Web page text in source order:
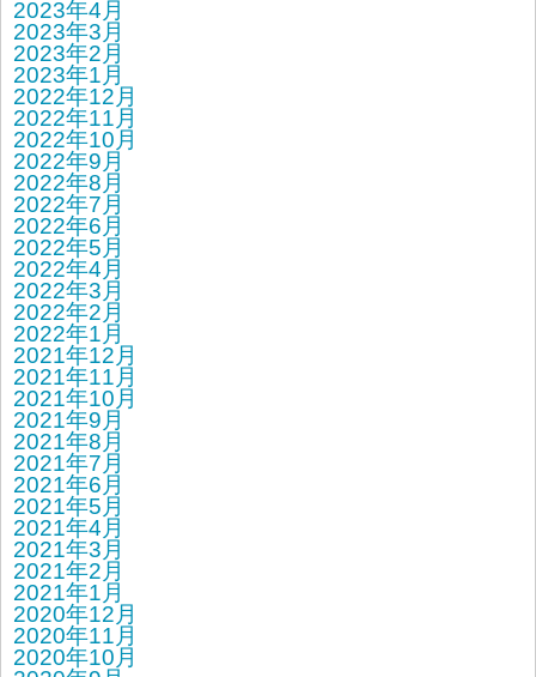
2023年4月
2023年3月
2023年2月
2023年1月
2022年12月
2022年11月
2022年10月
2022年9月
2022年8月
2022年7月
2022年6月
2022年5月
2022年4月
2022年3月
2022年2月
2022年1月
2021年12月
2021年11月
2021年10月
2021年9月
2021年8月
2021年7月
2021年6月
2021年5月
2021年4月
2021年3月
2021年2月
2021年1月
2020年12月
2020年11月
2020年10月